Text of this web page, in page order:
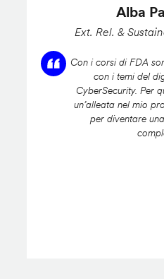
Alba
Ext. Rel. &
Con i corsi di FDA
con i temi del
CyberSecurity. Per
un’alleata nel mio
per diventare